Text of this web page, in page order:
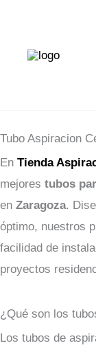
contenido
Tubo Aspiracion
En Tienda
mejores tubos
en Zaragoza.
óptimo, nuestros
facilidad de
proyectos
¿Qué son los
Los tubos de